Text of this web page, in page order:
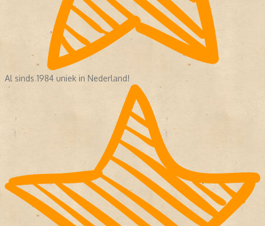
Al sinds 1984 uniek in Nederland!